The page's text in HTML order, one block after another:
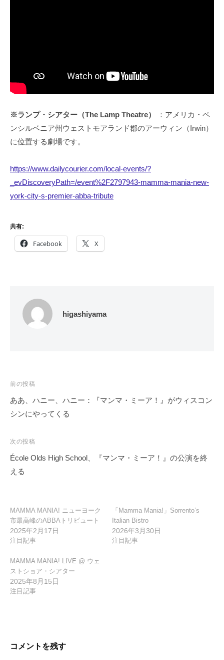
※ランプ・シアター（The Lamp Theatre）
：アメリカ・ペ
ンシルベニア州ウェストモアランド郡のアーウィン（Irwin）
に位置する劇場です。
https://www.dailycourier.com/local-events/?
_evDiscoveryPath=/event%2F2797943-mamma-mania-new-
york-city-s-premier-abba-tribute
共有:
Facebook X
higashiyama
投
稿
ナ
ゲ
ー
シ
前の投稿
ああ、ハニー、ハニー：『マンマ・ミーア！』がウィスコン
シンにやってくる
次の投稿
École Olds High School、『マンマ・ミーア！』の公演を終
える
MAMMA MANIA! ニューヨーク
市最高峰のABBAトリビュート
2025年2月17日
注目記事
「Mamma Mania!」Sorrento’s
Italian Bistro
2026年3月30日
注目記事
MAMMA MANIA! LIVE @ ウェ
ストショア・シアター
2025年8月15日
注目記事
コメントを残す